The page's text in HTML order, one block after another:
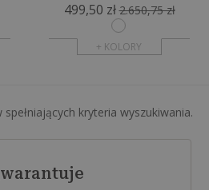
499,50 zł 2.650,75 zł
+ KOLORY
kryteria wyszukiwania.